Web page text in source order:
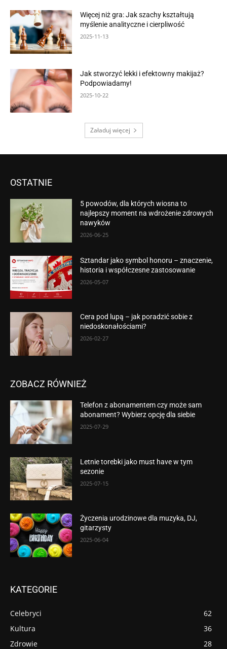
Więcej niż gra: Jak szachy kształtują
myślenie analityczne i cierpliwość
2025-11-13
Jak stworzyć lekki i efektowny makijaż?
Podpowiadamy!
2025-10-22
Załaduj więcej
OSTATNIE
5 powodów, dla których wiosna to
najlepszy moment na wdrożenie zdrowych
nawyków
2026-06-25
Sztandar jako symbol honoru – znaczenie,
historia i współczesne zastosowanie
2026-05-07
Cera pod lupą – jak poradzić sobie z
niedoskonałościami?
2026-02-27
ZOBACZ RÓWNIEŻ
Telefon z abonamentem czy może sam
abonament? Wybierz opcję dla siebie
2025-07-29
Letnie torebki jako must have w tym
sezonie
2025-07-15
Życzenia urodzinowe dla muzyka, DJ,
gitarzysty
2025-06-04
KATEGORIE
Celebryci
62
Kultura
36
Zdrowie
28